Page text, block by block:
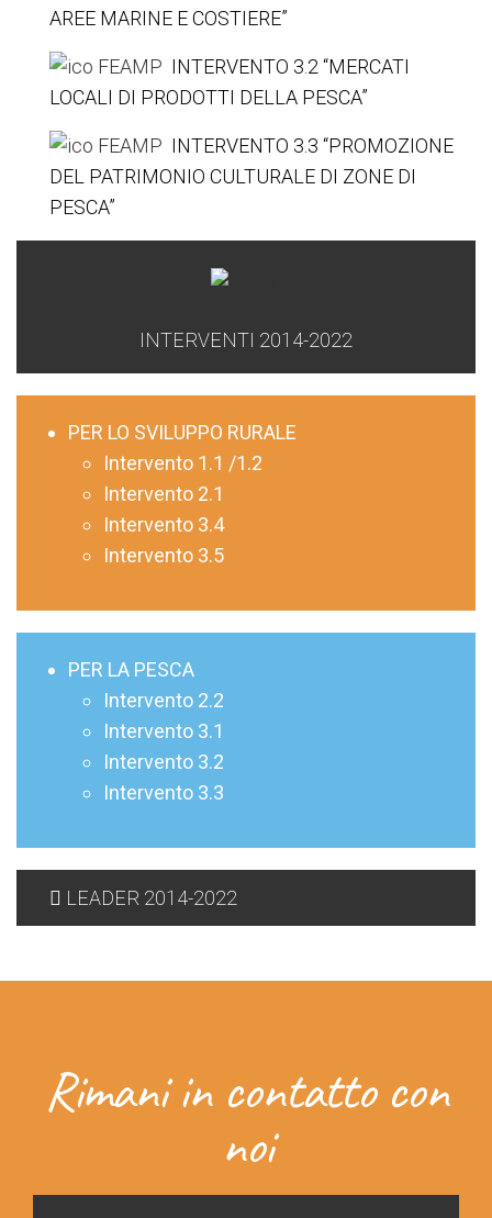
AREE MARINE E COSTIERE”
INTERVENTO 3.2 “MERCATI
LOCALI DI PRODOTTI DELLA PESCA”
INTERVENTO 3.3 “PROMOZIONE
DEL PATRIMONIO CULTURALE DI ZONE DI
PESCA”
INTERVENTI 2014-2022
PER LO SVILUPPO RURALE
Intervento 1.1 /1.2
Intervento 2.1
Intervento 3.4
Intervento 3.5
PER LA PESCA
Intervento 2.2
Intervento 3.1
Intervento 3.2
Intervento 3.3
LEADER 2014-2022
Rimani in contatto con
noi